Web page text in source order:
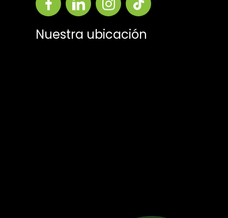
Nuestra ubicación